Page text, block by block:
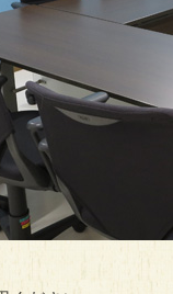
：09:30～13:30